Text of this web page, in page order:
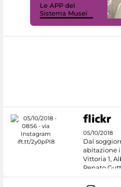
Le APP del
Sistema Musei
05/10/2018
Dal
abitazione
Vittoria 1,
Renato